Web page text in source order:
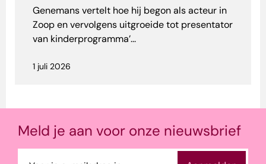
Genemans vertelt hoe hij begon als acteur in
Zoop en vervolgens uitgroeide tot presentator
van kinderprogramma’...
1 juli 2026
Meld je aan voor onze nieuwsbrief